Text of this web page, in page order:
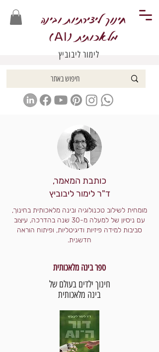
חינוך ליצירתיות ובינה
מלאכותית (AI
)
לימור ליבוביץ
כותבת המאמר,
ד"ר לימור ליבוביץ
מומחית לשילוב טכנולוגיה ובינה מלאכותית בחינוך,
עם ניסיון של למעלה מ-30 שנה בהדרכה, עיצוב
סביבות למידה פיזיות ודיגיטליות, ופיתוח הוראה
חדשנית.
ספר בינה מלאכותית
חינוך ילדים בעולם של
בינה מלאכותית